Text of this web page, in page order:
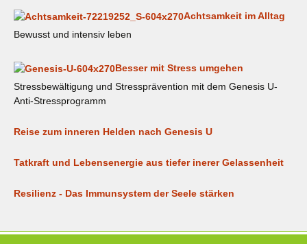
Achtsamkeit im Alltag
Bewusst und intensiv leben
Besser mit Stress umgehen
Stressbewältigung und Stressprävention mit dem Genesis U-
Anti-Stressprogramm
Reise zum inneren Helden nach Genesis U
Tatkraft und Lebensenergie aus tiefer inerer Gelassenheit
Resilienz - Das Immunsystem der Seele stärken